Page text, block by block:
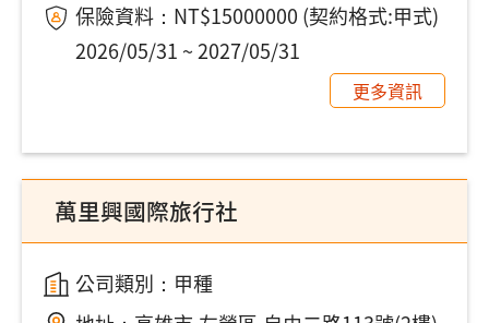
保險資料：NT$15000000 (契約格式:甲式)
2026/05/31 ~ 2027/05/31
更多資訊
萬里興國際旅行社
公司類別：甲種